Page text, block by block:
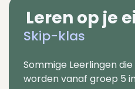
Leren op je
Skip-klas
Sommige Leerlingen
worden vanaf groep 5